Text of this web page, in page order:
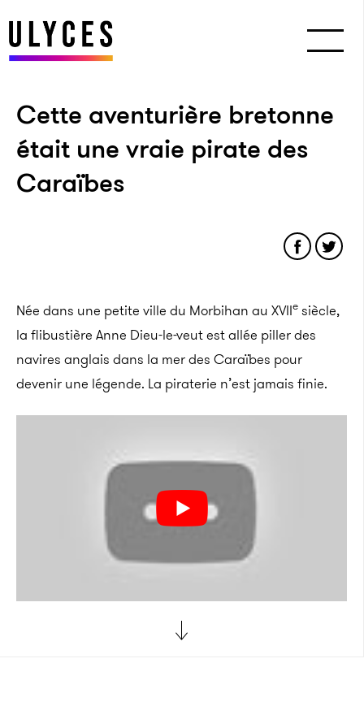
Cette aventurière bretonne
était une vraie pirate des
Caraïbes
Née dans une petite ville du Morbihan au XVIIe siècle,
la flibustière Anne Dieu-le-veut est allée piller des
navires anglais dans la mer des Caraïbes pour
devenir une légende. La piraterie n’est jamais finie.